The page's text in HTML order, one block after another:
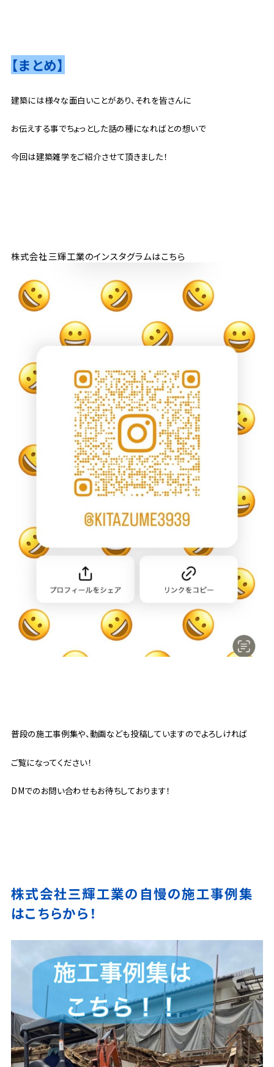
【まとめ】
建築には様々な面白いことがあり、それを皆さんに
お伝えする事でちょっとした話の種になればとの想いで
今回は建築雑学をご紹介させて頂きました！
株式会社三輝工業のインスタグラムはこちら
普段の施工事例集や、動画なども投稿していますのでよろしければ
ご覧になってください！
DMでのお問い合わせもお待ちしております！
株式会社三輝工業の自慢の施工事例集
はこちらから！